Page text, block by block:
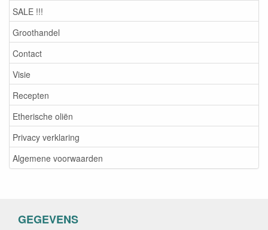
SALE !!!
Groothandel
Contact
Visie
Recepten
Etherische oliën
Privacy verklaring
Algemene voorwaarden
GEGEVENS